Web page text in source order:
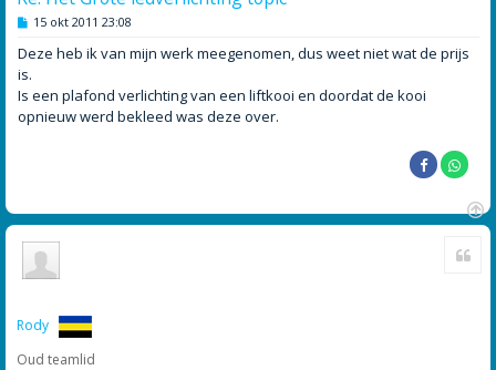
B
r
i
c
h
15 okt 2011 23:08
Deze heb ik van mijn werk meegenomen, dus weet niet wat de prijs
is.
Is een plafond verlichting van een liftkooi en doordat de kooi
opnieuw werd bekleed was deze over.
O
Rody
Oud teamlid